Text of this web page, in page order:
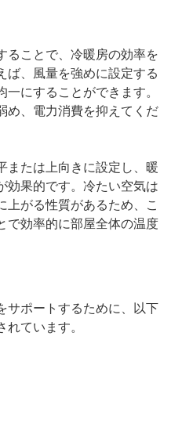
ることで、冷暖房の効率を
ば、風量を強めに設定する
にすることができます。
め、電力消費を抑えてくだ
または上向きに設定し、暖
効果的です。冷たい空気は
上がる性質があるため、こ
で効率的に部屋全体の温度
サポートするために、以下
ています。